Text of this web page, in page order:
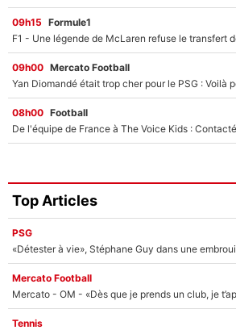
09h15 Formule1
09h00 Mercato Football
08h00 Football
Top Articles
PSG
«Détester à vie», Stéphane Guy dans une
Mercato Football
Tennis